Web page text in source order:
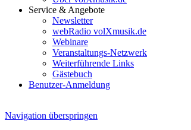
Service & Angebote
Newsletter
webRadio volXmusik.de
Webinare
Veranstaltungs-Netzwerk
Weiterführende Links
Gästebuch
Benutzer-Anmeldung
Navigation überspringen